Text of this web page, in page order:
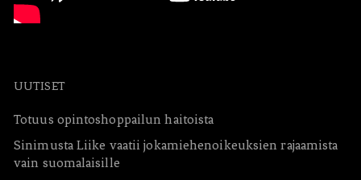
UUTISET
Totuus opintoshoppailun haitoista
Sinimusta Liike vaatii jokamiehenoikeuksien rajaamista
vain suomalaisille